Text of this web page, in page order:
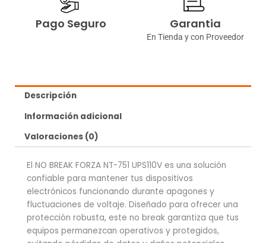
Pago Seguro Garantia
En Tienda y con Proveedor
Descripción
Información adicional
Valoraciones (0)
El NO BREAK FORZA NT-751 UPS110V es una solución
confiable para mantener tus dispositivos
electrónicos funcionando durante apagones y
fluctuaciones de voltaje. Diseñado para ofrecer una
protección robusta, este no break garantiza que tus
equipos permanezcan operativos y protegidos,